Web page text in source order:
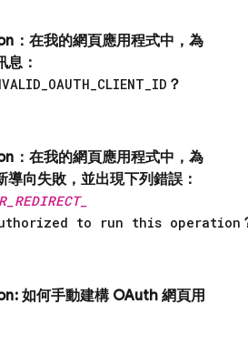
： 在我的網頁應用程式中，為
息：
_OAUTH_CLIENT_ID ？
： 在我的網頁應用程式中，為
導向失敗，並出現下列錯誤：
_ REDIRECT_
to run this operation
:如何手動建構 OAuth 網頁用